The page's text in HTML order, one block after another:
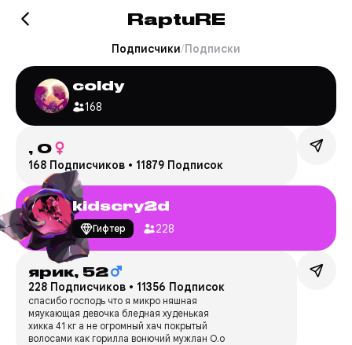
RaptuRE
Подписчики/Подписки
coldy
168
, 0
168 Подписчиков • 11879 Подписок
kidscry2d
Гифтер 228
ярик, 52
228 Подписчиков • 11356 Подписок
спасибо господь что я микро няшная
мяукающая девочка бледная худенькая
хикка 41 кг а не огромный хач покрытый
волосами как горилла вонючий мужлан О.о